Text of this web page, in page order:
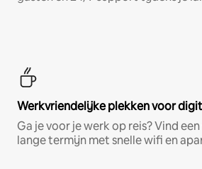
Werkvriendelijke plekken voor
Ga je voor je werk op reis? Vind
lange termijn met snelle wifi en